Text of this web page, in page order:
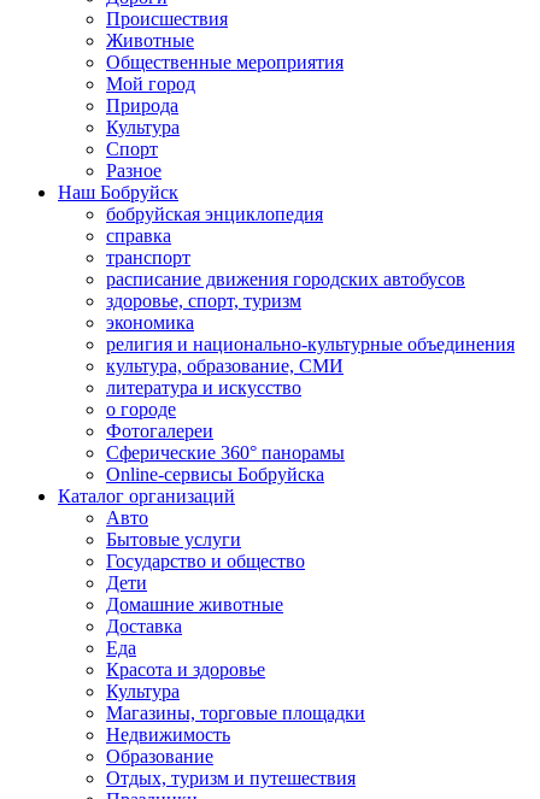
Происшествия
Животные
Общественные мероприятия
Мой город
Природа
Культура
Спорт
Разное
Наш Бобруйск
бобруйская энциклопедия
справка
транспорт
расписание движения городских автобусов
здоровье, спорт, туризм
экономика
религия и национально-культурные объединения
культура, образование, СМИ
литература и искусство
о городе
Фотогалереи
Сферические 360° панорамы
Online-сервисы Бобруйска
Каталог организаций
Авто
Бытовые услуги
Государство и общество
Дети
Домашние животные
Доставка
Еда
Красота и здоровье
Культура
Магазины, торговые площадки
Недвижимость
Образование
Отдых, туризм и путешествия